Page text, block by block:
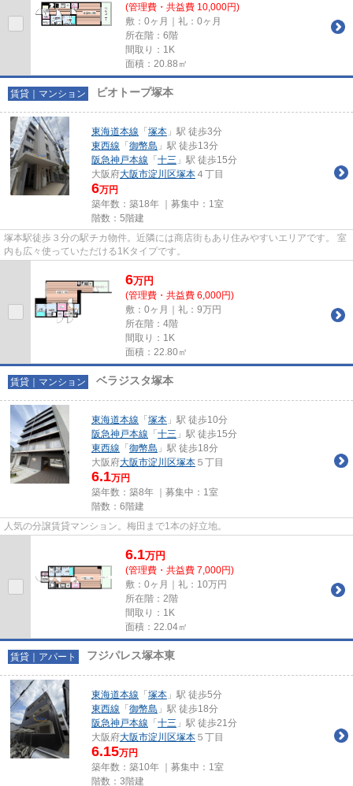
(管理費・共益費 10,000円)
敷：0ヶ月｜礼：0ヶ月
所在階：6階
間取り：1K
面積：20.88㎡
賃貸｜マンション ビオトープ塚本
東海道本線 「 塚本 」駅 徒歩3分
東西線 「 御幣島 」駅 徒歩13分
阪急神戸本線 「 十三 」駅 徒歩15分
大阪府大阪市淀川区塚本 ４丁目
6万円
築年数：築18年 ｜募集中： 1室
階数：5階建
塚本駅徒歩３分の駅チカ物件。近隣には商店街もあり住みやすいエリアです。 室
内も広々使っていただける1Kタイプです。
6万円
(管理費・共益費 6,000円)
敷：0ヶ月｜礼：9万円
所在階：4階
間取り：1K
面積：22.80㎡
賃貸｜マンション ベラジスタ塚本
東海道本線 「 塚本 」駅 徒歩10分
阪急神戸本線 「 十三 」駅 徒歩15分
東西線 「 御幣島 」駅 徒歩18分
大阪府大阪市淀川区塚本 ５丁目
6.1万円
築年数：築8年 ｜募集中： 1室
階数：6階建
人気の分譲賃貸マンション。梅田まで1本の好立地。
6.1万円
(管理費・共益費 7,000円)
敷：0ヶ月｜礼：10万円
所在階：2階
間取り：1K
面積：22.04㎡
賃貸｜アパート フジパレス塚本東
東海道本線 「 塚本 」駅 徒歩5分
東西線 「 御幣島 」駅 徒歩18分
阪急神戸本線 「 十三 」駅 徒歩21分
大阪府大阪市淀川区塚本 ５丁目
6.15万円
築年数：築10年 ｜募集中： 1室
階数：3階建